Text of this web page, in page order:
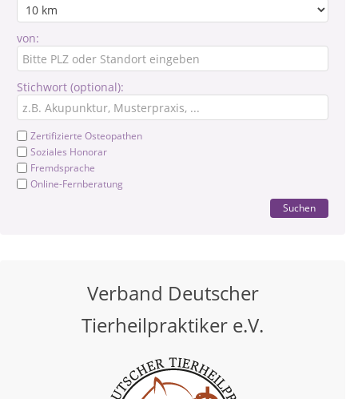
von:
Stichwort (optional):
Zertifizierte Osteopathen
Soziales Honorar
Fremdsprache
Online-Fernberatung
Suchen
Verband Deutscher
Tierheilpraktiker e.V.